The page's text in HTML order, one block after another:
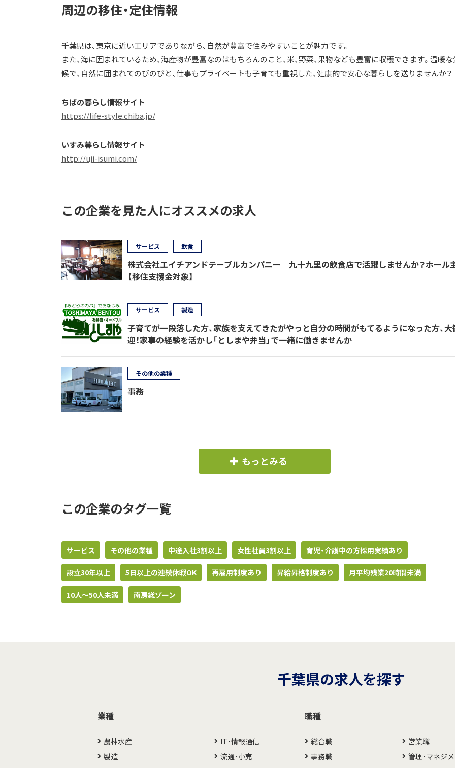
周辺の移住・定住情報
千葉県は、東京に近いエリアでありながら、自然が豊富で住みやすいことが魅力です。
また、海に囲まれているため、海産物が豊富なのはもちろんのこと、米、野菜、果物なども豊富に収穫できます。温暖
候で、自然に囲まれてのびのびと、仕事もプライベートも子育ても重視した、健康的で安心な暮らしを送りませんか？
ちばの暮らし情報サイト
https://life-style.chiba.jp/
いすみ暮らし情報サイト
http://uji-isumi.com/
この企業を見た人にオススメの求人
株式会社エイチアンドテーブルカンパニー 九十九里の飲食店で活躍しませんか？ホール
【移住支援金対象】
サービス 飲食
子育てが一段落した方、家族を支えてきたがやっと自分の時間がもてるようになった方、大
迎！家事の経験を活かし「としまや弁当」で一緒に働きませんか
サービス 製造
事務
その他の業種
もっとみる
この企業のタグ一覧
サービス その他の業種 中途入社3割以上 女性社員3割以上 育児・介護中の方採用実績あり
設立30年以上 5日以上の連続休暇OK 再雇用制度あり 昇給昇格制度あり 月平均残業20時間未満
10人〜50人未満 南房総ゾーン
千葉県の求人を探す
業種
農林水産
IT・情報通信
製造
流通・小売
職種
総合職
営業職
事務職
管理・マネジ